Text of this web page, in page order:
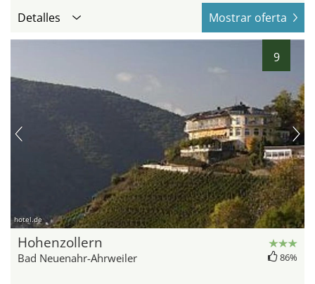
Detalles Mostrar oferta
9
hotel.de
Hohenzollern
Bad Neuenahr-Ahrweiler 86%